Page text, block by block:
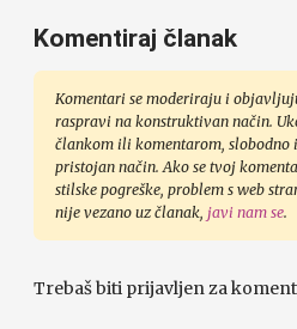
Komentiraj članak
Komentari se moderiraju i
raspravi na konstruktivan način.
člankom ili komentarom, slobodno
pristojan način. Ako se tvoj
stilske pogreške, problem s web
nije vezano uz članak, javi nam se.
Trebaš biti prijavljen za